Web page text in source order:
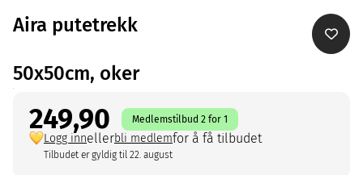
Aira putetrekk
50x50cm, oker
249,90 Medlemstilbud 2 for 1
Logg innellerbli medlemfor å få tilbudet
Tilbudet er gyldig til 22. august